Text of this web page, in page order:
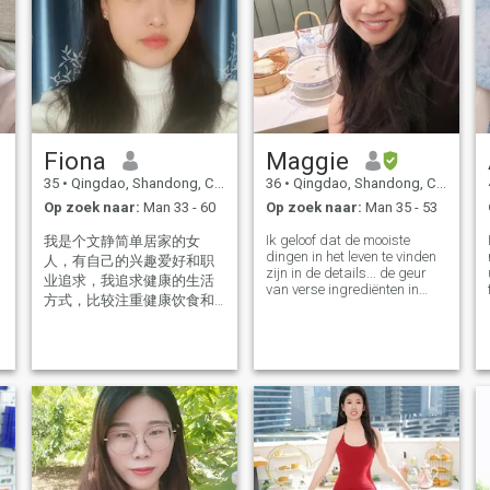
enz. Ik kijk ernaar uit om een
geweldig persoon te
ontmoeten en een
betekenisvolle relatie op te
bouwen.
Fiona
35 • Qingdao, Shandong, China
Op zoek naar: Man 33 - 60
我是个文静简单居家的女
人，有自己的兴趣爱好和职
业追求，我追求健康的生活
方式，比较注重健康饮食和
enjoys the warm of a quiet
life. I value a healthy lifestyle
and pay close attention to
that.I can balance work and
enjoying life, I like cooking
Maggie
36 • Qingdao, Shandong, China
Op zoek naar: Man 35 - 53
Ik geloof dat de mooiste
dingen in het leven te vinden
zijn in de details... de geur
van verse ingrediënten in
vrouw die vreugde vindt in
het creëren van een vredig en
inspirerend huis. Of ik nu
experimenteer met een nieuw
recept of een verborgen
kunstgalerij verken, ik breng
een gevoel van
nieuwsgierigheid en